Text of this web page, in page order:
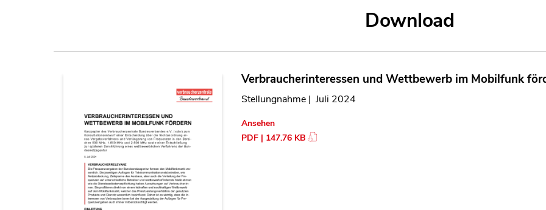
Download
Verbraucherinteressen und Wettbewerb im Mobilfunk
Stellungnahme | Juli 2024
Ansehen
PDF | 147.76 KB